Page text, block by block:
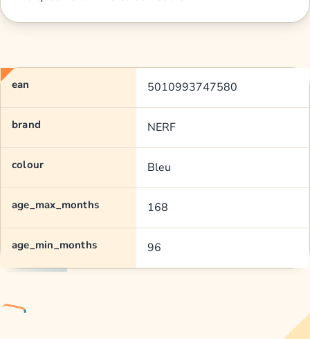
ean 5010993747580
brand NERF
colour Bleu
age_max_months 168
age_min_months 96